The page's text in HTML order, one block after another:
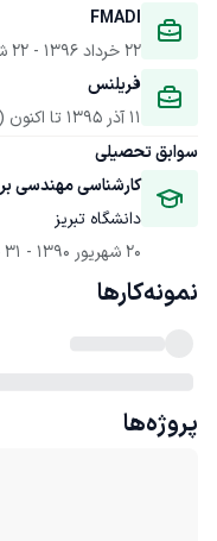
FMADI
22 خرداد 1396
- 22 شهریور 1397
فریلنس
11 آذر 1395
تا اکنون
سوابق تحصیلی
کارشناسی مهندسی
دانشگاه تبریز
20 شهریور 1390
- 31 خرداد 1395
نمونه‌کارها
پروژه‌ها